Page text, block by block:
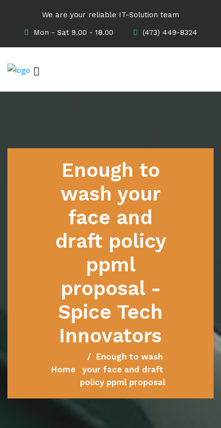
We are your reliable IT-Solution team
Mon - Sat 9.00 - 18.00
(473) 449-8324
Enough to
wash your
face and
draft policy
ppml
proposal -
Spice Tech
Innovators
Home
Enough to wash
your face and draft
policy ppml proposal